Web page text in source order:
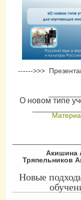
------>>>
О новом типе
Акишина
Тряпельников
Новые